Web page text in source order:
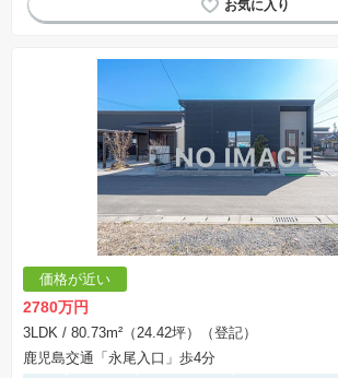
オール電化
浴室乾燥機
価格が近い
2780万円
3LDK / 80.73m²（24.42坪）（登記）
鹿児島交通「永尾入口」歩4分